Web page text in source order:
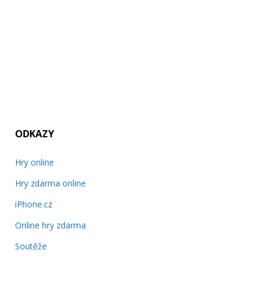
ODKAZY
Hry online
Hry zdarma online
iPhone.cz
Online hry zdarma
Soutěže